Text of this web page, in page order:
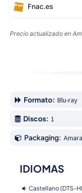
Fnac.es
Precio actualizado en
Formato: Blu-ray
Discos: 1
Packaging:
IDIOMAS
Castellano (DTS-